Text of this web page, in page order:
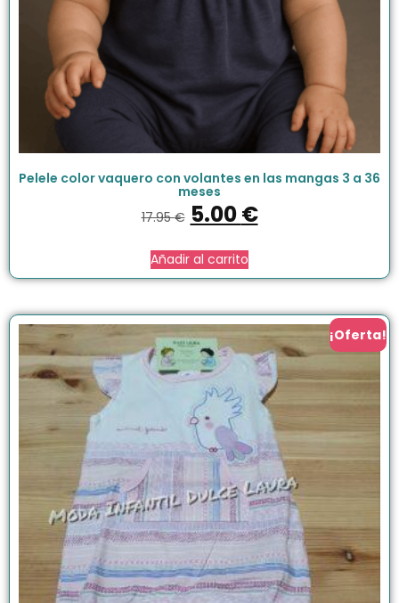
Pelele color vaquero con volantes en las mangas 3 a 36
meses
17.95€ 5.00€
Añadir al carrito
¡Oferta!